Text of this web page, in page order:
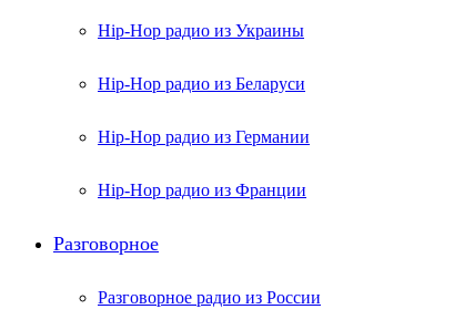
Hip-Hop радио из Украины
Hip-Hop радио из Беларуси
Hip-Hop радио из Германии
Hip-Hop радио из Франции
Разговорное
Разговорное радио из России